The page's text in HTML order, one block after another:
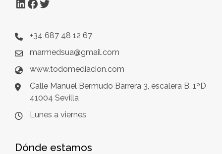
LinkedIn
Facebook
Twitter
+34 687 48 12 67
marmedsua@gmail.com
www.todomediacion.com
Calle Manuel Bermudo Barrera 3, escalera B, 1ºD
41004 Sevilla
Lunes a viernes
Dónde estamos